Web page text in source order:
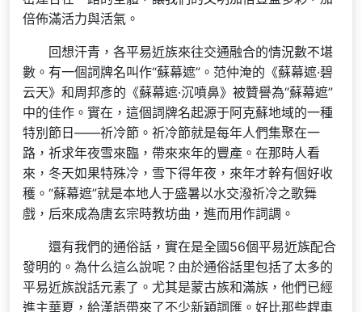
倍佈滿活力與活氣。
回想汗青，各平易近族來往交通融合的情況數不堪
數。有一個詞牌名叫作“蘇幕遮”。范仲淹的《蘇幕遮·碧
云天》和周邦彥的《蘇幕遮·沉噴鼻》被贊譽為“蘇幕遮”
中的佳作。實在，這個詞牌名起源于阿克蘇地域的一種
特別節日——祈冷節。祈冷節就是每年人們集聚在一
路，祈求年夜雪來臨，帶來來年的豐產。在那時人看
來，冬天如果特殊冷，雪下得年夜，來年才幹有個好收
穫。“蘇幕遮”就是本地人于盛暑以水交潑祈冷之歌舞
戲，后來成為唐玄宗時教坊曲，進而用作詞調。
還有我們的通俗話，實在是全國56個平易近族配合
發明的。為什么這么說呢？由於通俗話里包括了太多的
平易近族說話元素了。尤其是蒙古族和滿族，他們已經
進主華夏，給漢語帶來了不少新穎詞匯。好比那些趕車